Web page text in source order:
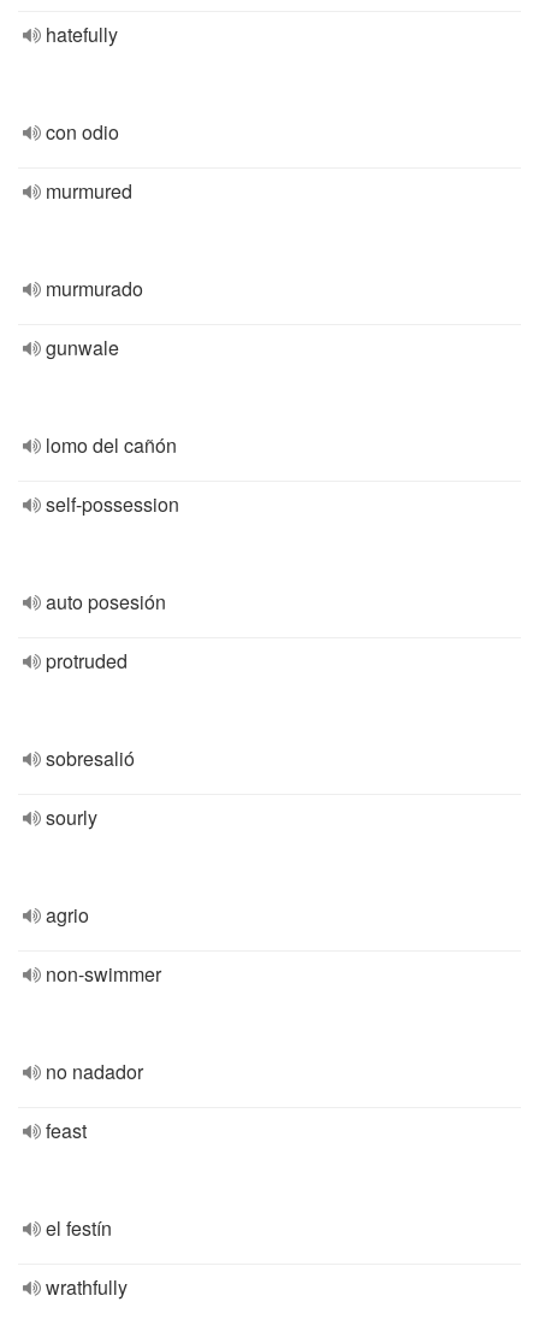
hatefully
con odio
murmured
murmurado
gunwale
lomo del cañón
self-possession
auto posesión
protruded
sobresalió
sourly
agrio
non-swimmer
no nadador
feast
el festín
wrathfully